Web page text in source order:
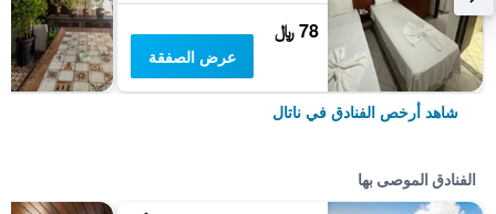
78 ﷼
عرض الصفقة
شاهد أرخص الفنادق في ناتال
الفنادق الموصى بها